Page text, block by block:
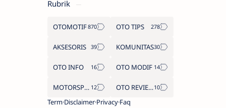
Rubrik
OTOMOTIF OTO TIPS
AKSESORIS KOMUNITAS
OTO INFO OTO MODIF
MOTORSPORT
OTO REVIEW
Term Disclaimer Privacy Faq